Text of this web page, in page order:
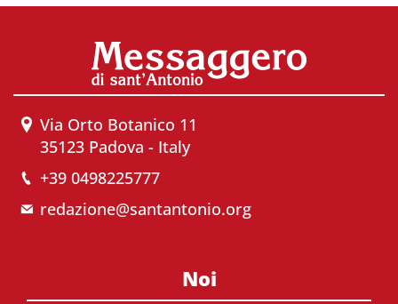
Via Orto Botanico 11
35123 Padova - Italy
+39 0498225777
redazione@santantonio.org
Noi